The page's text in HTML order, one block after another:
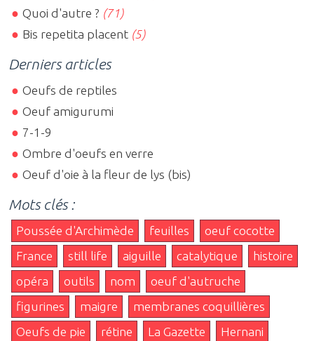
Quoi d'autre ? (71)
Bis repetita placent (5)
Derniers articles
Oeufs de reptiles
Oeuf amigurumi
7-1-9
Ombre d'oeufs en verre
Oeuf d'oie à la fleur de lys (bis)
Mots clés :
Poussée d'Archimède feuilles
oeuf cocotte
France
still life aiguille catalytique
histoire
opéra
outils nom
oeuf d'autruche
figurines
maigre
membranes coquillières
Oeufs de pie
rétine La Gazette
Hernani